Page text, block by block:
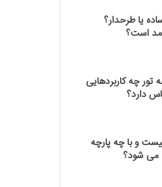
یا طرحدار؟
مد است؟
تور چه کاربردهایی
دارد؟
و با چه پارچه
می شود؟